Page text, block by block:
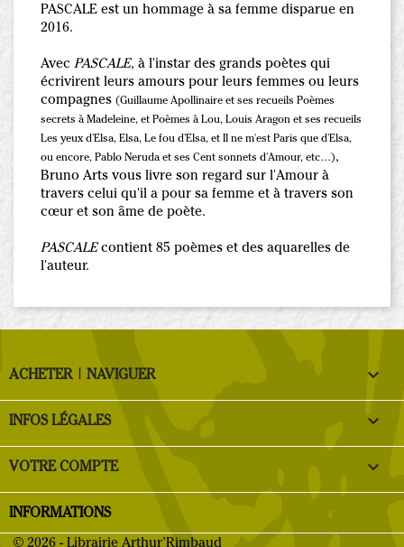
PASCALE est un hommage à sa femme disparue en
2016.
Avec PASCALE, à l'instar des grands poètes qui
écrivirent leurs amours pour leurs femmes ou leurs
compagnes (Guillaume Apollinaire et ses recueils Poèmes
secrets à Madeleine, et Poèmes à Lou, Louis Aragon et ses recueils
Les yeux d'Elsa, Elsa, Le fou d'Elsa, et Il ne m'est Paris que d'Elsa,
ou encore, Pablo Neruda et ses Cent sonnets d'Amour, etc…),
Bruno Arts vous livre son regard sur l'Amour à
travers celui qu'il a pour sa femme et à travers son
cœur et son âme de poète.
PASCALEcontient 85 poèmes et des aquarelles de
l'auteur.
ACHETER | NAVIGUER 
INFOS LÉGALES 
VOTRE COMPTE 
INFORMATIONS
© 2026 - Librairie Arthur’Rimbaud